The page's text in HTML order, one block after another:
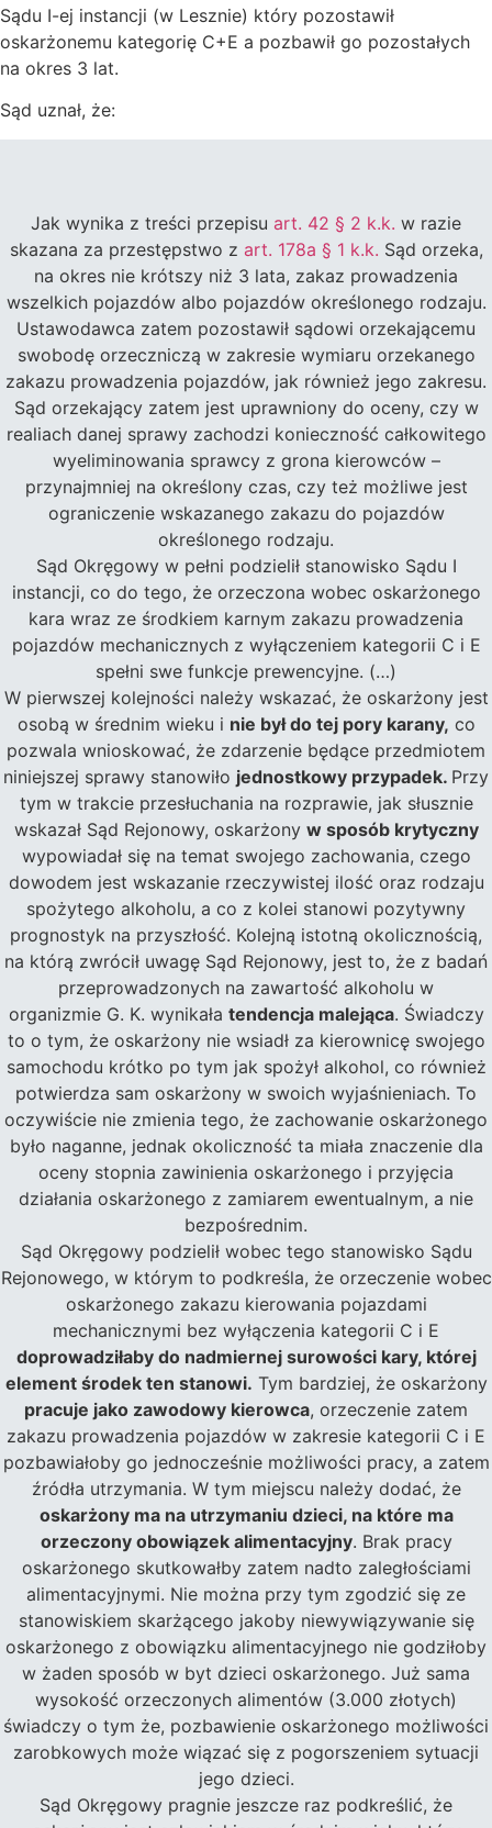
Sądu I-ej instancji (w Lesznie) który pozostawił
oskarżonemu kategorię C+E a pozbawił go pozostałych
na okres 3 lat.
Sąd uznał, że:
Jak wynika z treści przepisu art. 42 § 2 k.k. w razie
skazana za przestępstwo z art. 178a § 1 k.k. Sąd orzeka,
na okres nie krótszy niż 3 lata, zakaz prowadzenia
wszelkich pojazdów albo pojazdów określonego rodzaju.
Ustawodawca zatem pozostawił sądowi orzekającemu
swobodę orzeczniczą w zakresie wymiaru orzekanego
zakazu prowadzenia pojazdów, jak również jego zakresu.
Sąd orzekający zatem jest uprawniony do oceny, czy w
realiach danej sprawy zachodzi konieczność całkowitego
wyeliminowania sprawcy z grona kierowców –
przynajmniej na określony czas, czy też możliwe jest
ograniczenie wskazanego zakazu do pojazdów
określonego rodzaju.
Sąd Okręgowy w pełni podzielił stanowisko Sądu I
instancji, co do tego, że orzeczona wobec oskarżonego
kara wraz ze środkiem karnym zakazu prowadzenia
pojazdów mechanicznych z wyłączeniem kategorii C i E
spełni swe funkcje prewencyjne. (…)
W pierwszej kolejności należy wskazać, że oskarżony jest
osobą w średnim wieku i nie był do tej pory karany, co
pozwala wnioskować, że zdarzenie będące przedmiotem
niniejszej sprawy stanowiło jednostkowy przypadek. Przy
tym w trakcie przesłuchania na rozprawie, jak słusznie
wskazał Sąd Rejonowy, oskarżony w sposób krytyczny
wypowiadał się na temat swojego zachowania, czego
dowodem jest wskazanie rzeczywistej ilość oraz rodzaju
spożytego alkoholu, a co z kolei stanowi pozytywny
prognostyk na przyszłość. Kolejną istotną okolicznością,
na którą zwrócił uwagę Sąd Rejonowy, jest to, że z badań
przeprowadzonych na zawartość alkoholu w
organizmie G. K. wynikała tendencja malejąca. Świadczy
to o tym, że oskarżony nie wsiadł za kierownicę swojego
samochodu krótko po tym jak spożył alkohol, co również
potwierdza sam oskarżony w swoich wyjaśnieniach. To
oczywiście nie zmienia tego, że zachowanie oskarżonego
było naganne, jednak okoliczność ta miała znaczenie dla
oceny stopnia zawinienia oskarżonego i przyjęcia
działania oskarżonego z zamiarem ewentualnym, a nie
bezpośrednim.
Sąd Okręgowy podzielił wobec tego stanowisko Sądu
Rejonowego, w którym to podkreśla, że orzeczenie wobec
oskarżonego zakazu kierowania pojazdami
mechanicznymi bez wyłączenia kategorii C i E
doprowadziłaby do nadmiernej surowości kary, której
element środek ten stanowi. Tym bardziej, że oskarżony
pracuje jako zawodowy kierowca, orzeczenie zatem
zakazu prowadzenia pojazdów w zakresie kategorii C i E
pozbawiałoby go jednocześnie możliwości pracy, a zatem
źródła utrzymania. W tym miejscu należy dodać, że
oskarżony ma na utrzymaniu dzieci, na które ma
orzeczony obowiązek alimentacyjny. Brak pracy
oskarżonego skutkowałby zatem nadto zaległościami
alimentacyjnymi. Nie można przy tym zgodzić się ze
stanowiskiem skarżącego jakoby niewywiązywanie się
oskarżonego z obowiązku alimentacyjnego nie godziłoby
w żaden sposób w byt dzieci oskarżonego. Już sama
wysokość orzeczonych alimentów (3.000 złotych)
świadczy o tym że, pozbawienie oskarżonego możliwości
zarobkowych może wiązać się z pogorszeniem sytuacji
jego dzieci.
Sąd Okręgowy pragnie jeszcze raz podkreślić, że